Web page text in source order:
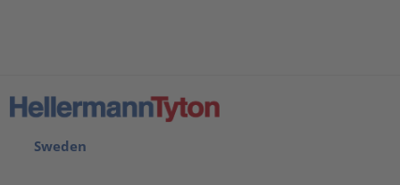
Sweden